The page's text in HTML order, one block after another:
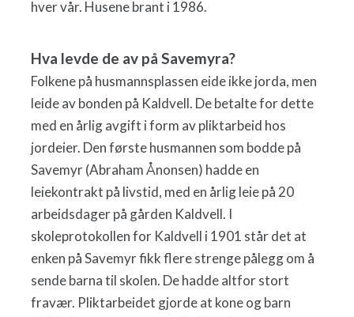
hver vår. Husene brant i 1986.
Hva levde de av på Savemyra?
Folkene på husmannsplassen eide ikke jorda, men
leide av bonden på Kaldvell. De betalte for dette
med en årlig avgift i form av pliktarbeid hos
jordeier. Den første husmannen som bodde på
Savemyr (Abraham Ånonsen) hadde en
leiekontrakt på livstid, med en årlig leie på 20
arbeidsdager på gården Kaldvell. I
skoleprotokollen for Kaldvell i 1901 står det at
enken på Savemyr fikk flere strenge pålegg om å
sende barna til skolen. De hadde altfor stort
fravær. Pliktarbeidet gjorde at kone og barn